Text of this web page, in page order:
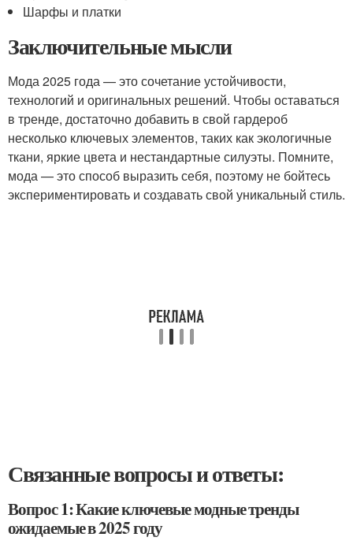
Шарфы и платки
Заключительные мысли
Мода 2025 года — это сочетание устойчивости,
технологий и оригинальных решений. Чтобы оставаться
в тренде, достаточно добавить в свой гардероб
несколько ключевых элементов, таких как экологичные
ткани, яркие цвета и нестандартные силуэты. Помните,
мода — это способ выразить себя, поэтому не бойтесь
экспериментировать и создавать свой уникальный стиль.
Связанные вопросы и ответы:
Вопрос 1: Какие ключевые модные тренды
ожидаемые в 2025 году